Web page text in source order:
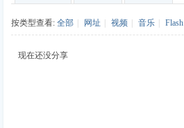
按类型查看: 全部 网址 视频 音乐 Flash
现在还没分享